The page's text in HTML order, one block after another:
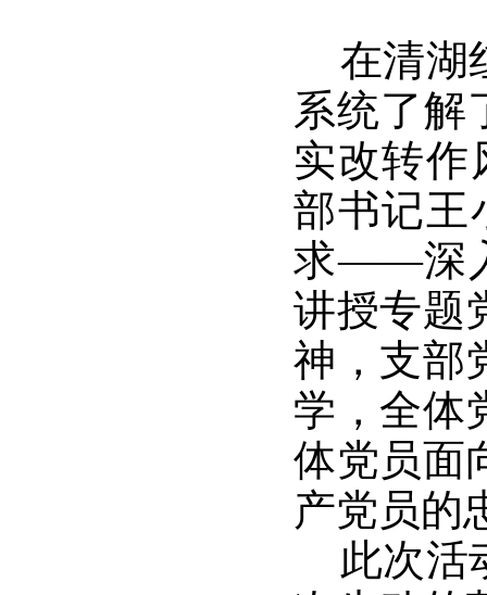
在清湖
系统了解
实改转作
部书记王
求——深
讲授专题
神 ，支
学，全体
体党员面
产党员的
此次活